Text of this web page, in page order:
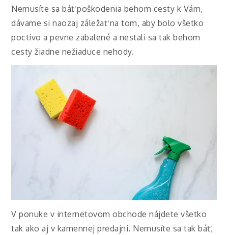
Nemusíte sa báť poškodenia behom cesty k Vám,
dávame si naozaj záležať na tom, aby bolo všetko
poctivo a pevne zabalené a nestali sa tak behom
cesty žiadne nežiaduce nehody.
V ponuke v internetovom obchode nájdete všetko
tak ako aj v kamennej predajni. Nemusíte sa tak báť,